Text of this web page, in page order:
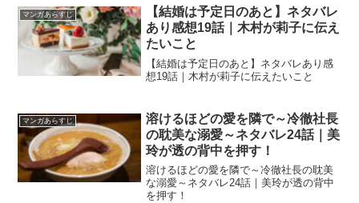
マンガあらすじ
【結婚は予定日のあと】ネタバレ
あり感想19話｜木村が莉子に伝え
たいこと
【結婚は予定日のあと】ネタバレあり感
想19話｜木村が莉子に伝えたいこと
マンガあらすじ
溶けるほどの愛を隣で～冷徹社長
の耽美な溺愛～ネタバレ24話｜美
玲が透の背中を押す！
溶けるほどの愛を隣で～冷徹社長の耽美
な溺愛～ネタバレ24話｜美玲が透の背中
を押す！